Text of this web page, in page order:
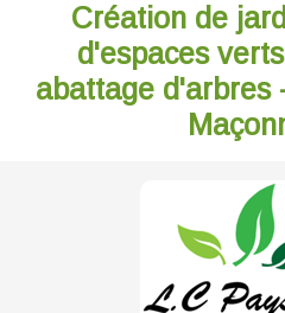
Création de
d'espaces
abattage d'arbres